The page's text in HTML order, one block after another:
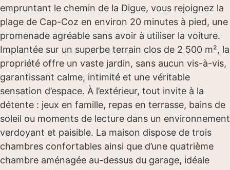
empruntant le chemin de la Digue, vous rejoignez la
plage de Cap-Coz en environ 20 minutes à pied, une
promenade agréable sans avoir à utiliser la voiture.
Implantée sur un superbe terrain clos de 2 500 m², la
propriété offre un vaste jardin, sans aucun vis-à-vis,
garantissant calme, intimité et une véritable
sensation d’espace. À l’extérieur, tout invite à la
détente : jeux en famille, repas en terrasse, bains de
soleil ou moments de lecture dans un environnement
verdoyant et paisible. La maison dispose de trois
chambres confortables ainsi que d’une quatrième
chambre aménagée au-dessus du garage, idéale